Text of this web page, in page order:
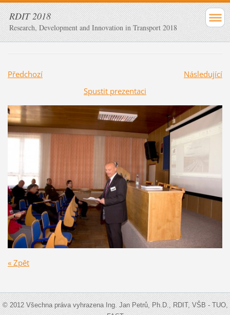
RDIT 2018
Research, Development and Innovation in Transport 2018
Předchozí
Následující
Spustit prezentaci
« Zpět
© 2012 Všechna práva vyhrazena Ing. Jan Petrů, Ph.D., RDIT, VŠB - TUO,